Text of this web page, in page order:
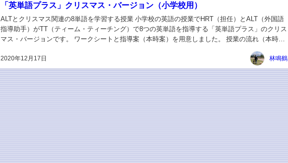
「英単語プラス」クリスマス・バージョン（小学校用）
2020年12月17日
ALTとクリスマス関連の8単語を学習する授業 小学校の英語の授業でHRT（担任）とALT（外国語
指導助手）がTT（ティーム・ティーチング）で8つの英単語を指導する「英単語プラス」のクリス
マス・バージョンです。 ワークシートと指導案（本時案）を用意しました。 授業の流れ（本時
林鳴鶴